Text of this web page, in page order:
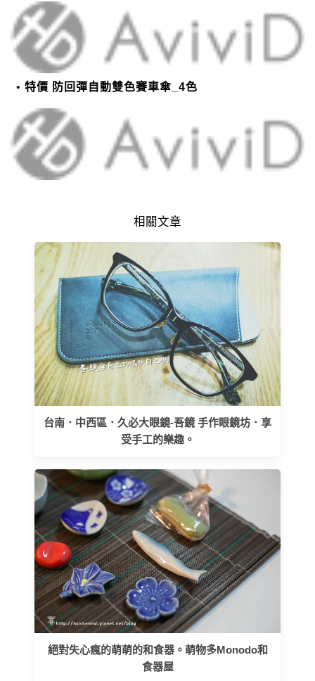
特價 防回彈自動雙色賽車傘_4色
相關文章
台南．中西區．久必大眼鏡-吾鏡 手作眼鏡坊．享
受手工的樂趣。
絕對失心瘋的萌萌的和食器。萌物多Monodo和
食器屋